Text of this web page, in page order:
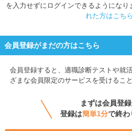
を入力せずにログインできるようになり
れた方はこちら
会員登録がまだの方はこちら
会員登録すると、 適職診断テストや就
ざまな会員限定のサービスを受けるこ
まずは会員登録
登録は簡単1分で終わ